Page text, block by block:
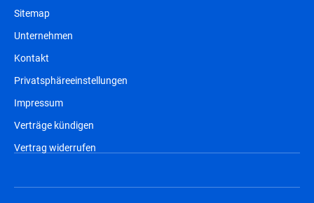
Sitemap
Unternehmen
Kontakt
Privatsphäreeinstellungen
Impressum
Verträge kündigen
Vertrag widerrufen